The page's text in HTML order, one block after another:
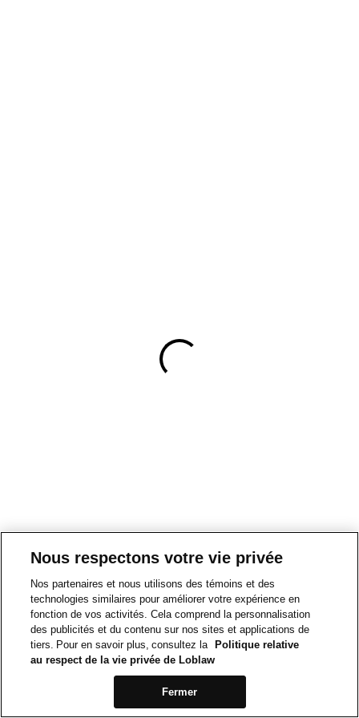
Nous respectons votre vie privée
Nos partenaires et nous utilisons des témoins et des
technologies similaires pour améliorer votre expérience en
fonction de vos activités. Cela comprend la personnalisation
des publicités et du contenu sur nos sites et applications de
tiers. Pour en savoir plus, consultez la
Politique relative
au respect de la vie privée de Loblaw
Fermer